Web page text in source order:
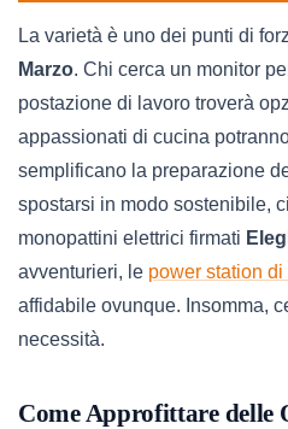
La varietà è uno dei punti di
Marzo. Chi cerca un monitor
postazione di lavoro troverà
appassionati di cucina
semplificano la preparazione
spostarsi in modo sostenibile,
monopattini elettrici firmati
avventurieri, le power station
affidabile ovunque. Insomma,
necessità.
Come Approfittare delle